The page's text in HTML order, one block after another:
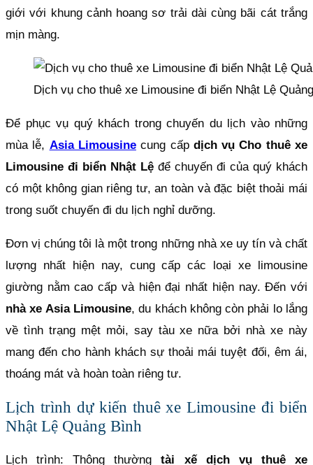
giới với khung cảnh hoang sơ trải dài cùng bãi cát trắng
mịn màng.
Dịch vụ cho thuê xe Limousine đi biển Nhật Lệ
Để phục vụ quý khách trong chuyến du lịch vào những
mùa lễ, Asia Limousinecung cấp dịch vụ Cho thuê xe
Limousine đi biển Nhật Lệ để chuyến đi của quý khách
có một không gian riêng tư, an toàn và đặc biệt thoải mái
trong suốt chuyến đi du lịch nghỉ dưỡng.
Đơn vị chúng tôi là một trong những nhà xe uy tín và chất
lượng nhất hiện nay, cung cấp các loại xe limousine
giường nằm cao cấp và hiện đại nhất hiện nay. Đến với
nhà xe Asia Limousine, du khách không còn phải lo lắng
về tình trạng mệt mỏi, say tàu xe nữa bởi nhà xe này
mang đến cho hành khách sự thoải mái tuyệt đối, êm ái,
thoáng mát và hoàn toàn riêng tư.
Lịch trình dự kiến thuê xe Limousine đi biển
Nhật Lệ Quảng Bình
Lịch trình: Thông thườngtài xế dịch vụ thuê xe